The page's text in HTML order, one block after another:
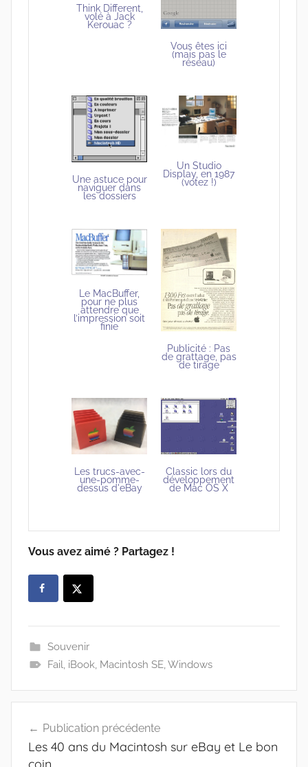
Think Different,
volé à Jack
Kerouac ?
Vous êtes ici
(mais pas le
réseau)
Une astuce pour
naviguer dans
les dossiers
Un Studio
Display, en 1987
(votez !)
Le MacBuffer,
pour ne plus
attendre que
l’impression soit
finie
Publicité : Pas
de grattage, pas
de tirage
Les trucs-avec-
une-pomme-
dessus d'eBay
Classic lors du
développement
de Mac OS X
Vous avez aimé ? Partagez !
Souvenir
Fail, iBook, Macintosh SE,Windows
de
Publication précédente
Les 40 ans du Macintosh sur eBay et Le bon